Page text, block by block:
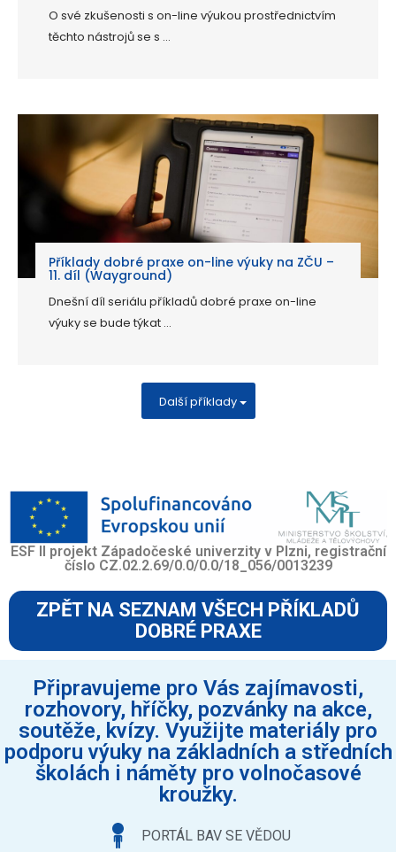
O své zkušenosti s on-line výukou prostřednictvím
těchto nástrojů se s ...
Příklady dobré praxe on-line výuky na ZČU –
11. díl (Wayground)
Dnešní díl seriálu příkladů dobré praxe on-line
výuky se bude týkat ...
Další příklady
ESF II projekt Západočeské univerzity v Plzni, registrační
číslo CZ.02.2.69/0.0/0.0/18_056/0013239
ZPĚT NA SEZNAM VŠECH PŘÍKLADŮ
DOBRÉ PRAXE
Připravujeme pro Vás zajímavosti,
rozhovory, hříčky, pozvánky na akce,
soutěže, kvízy. Využijte materiály pro
podporu výuky na základních a středních
školách i náměty pro volnočasové
kroužky.
PORTÁL BAV SE VĚDOU